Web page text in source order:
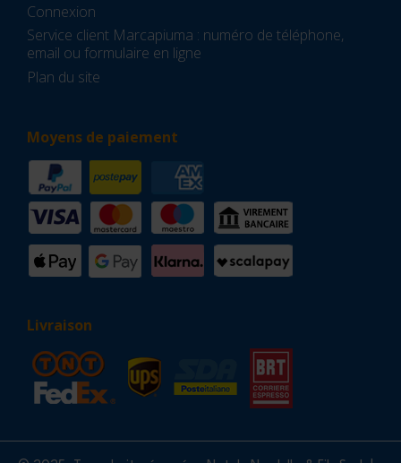
Connexion
Service client Marcapiuma : numéro de téléphone,
email ou formulaire en ligne
Plan du site
Moyens de paiement
Livraison